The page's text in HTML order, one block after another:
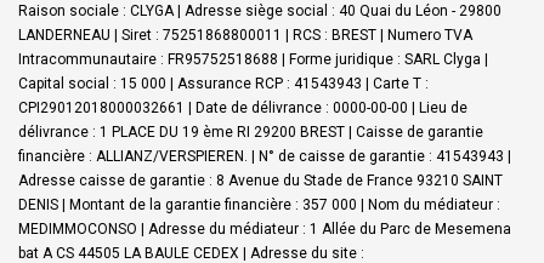
Raison sociale : CLYGA | Adresse siège social : 40 Quai du Léon - 29800
LANDERNEAU | Siret : 75251868800011 | RCS : BREST | Numero TVA
Intracommunautaire : FR95752518688 | Forme juridique : SARL Clyga |
Capital social : 15 000 | Assurance RCP : 41543943 | Carte T :
CPI29012018000032661 | Date de délivrance : 0000-00-00 | Lieu de
délivrance : 1 PLACE DU 19 ème RI 29200 BREST | Caisse de garantie
financière : ALLIANZ/VERSPIEREN. | N° de caisse de garantie : 41543943 |
Adresse caisse de garantie : 8 Avenue du Stade de France 93210 SAINT
DENIS | Montant de la garantie financière : 357 000 | Nom du médiateur :
MEDIMMOCONSO | Adresse du médiateur : 1 Allée du Parc de Mesemena
bat A CS 44505 LA BAULE CEDEX | Adresse du site :